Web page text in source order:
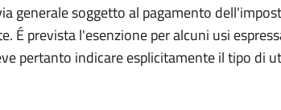
generale soggetto al pagamento
É prevista l'esenzione per alcuni usi
pertanto indicare esplicitamente il tipo di